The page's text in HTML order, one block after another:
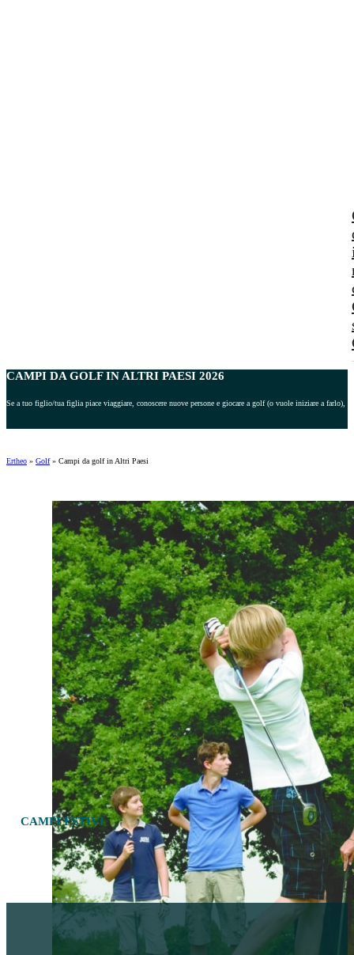
CAMPI DA GOLF IN ALTRI PAESI 2026
Se a tuo figlio/tua figlia piace viaggiare, conoscere nuove persone e giocare a golf (o vuole iniziare a farlo),
Ertheo » Golf» Campi da golf in Altri Paesi
CAMPI ESTIVI